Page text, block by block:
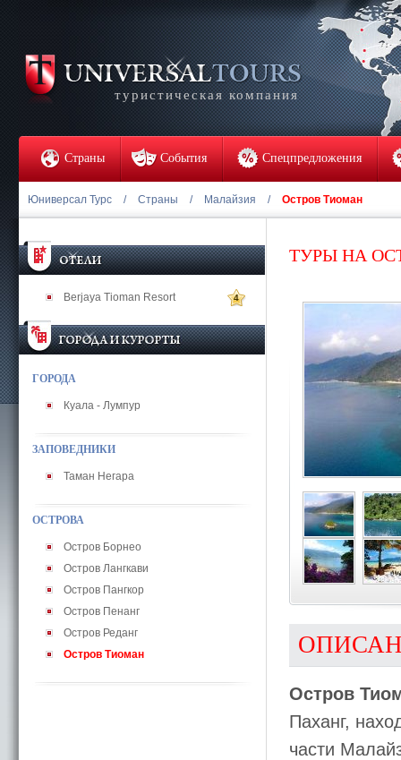
туристическая компания
Страны События Спецпредложения
Юниверсал Турс / Страны / Малайзия / Остров Тиоман
Berjaya Tioman Resort 4
ГОРОДА
Куала - Лумпур
ЗАПОВЕДНИКИ
Таман Негара
ОСТРОВА
Остров Борнео
Остров Лангкави
Остров Пангкор
Остров Пенанг
Остров Реданг
Остров Тиоман
ТУРЫ НА
Остров
Паханг,
части